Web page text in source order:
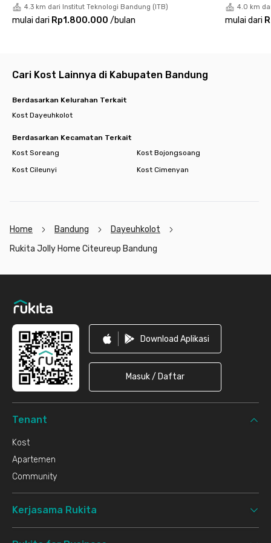
4.3 km dari Institut Teknologi Bandung (ITB)
mulai dari Rp1.800.000 /bulan
4.0 km
mulai dari
Cari Kost Lainnya di Kabupaten Bandung
Berdasarkan Kelurahan Terkait
Kost Dayeuhkolot
Berdasarkan Kecamatan Terkait
Kost Soreang
Kost Bojongsoang
Kost Cileunyi
Kost Cimenyan
Home Bandung
Dayeuhkolot
Rukita Jolly Home Citeureup Bandung
Download Aplikasi
Masuk / Daftar
Tenant
Kost
Apartemen
Community
Kerjasama Rukita